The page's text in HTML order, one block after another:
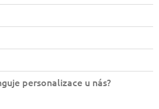
personalizace u nás?